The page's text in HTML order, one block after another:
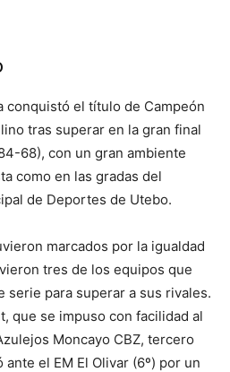
conquistó el título de Campeón
tras superar en la gran final
68), con un gran ambiente
como en las gradas del
de Deportes de Utebo.
marcados por la igualdad
tres de los equipos que
serie para superar a sus rivales.
que se impuso con facilidad al
Moncayo CBZ, tercero
el EM El Olivar (6º) por un